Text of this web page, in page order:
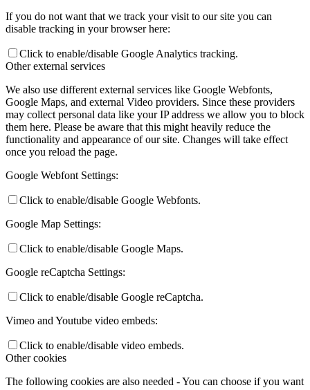
If you do not want that we track your visit to our site you can
disable tracking in your browser here:
Click to enable/disable Google Analytics tracking.
Other external services
We also use different external services like Google Webfonts,
Google Maps, and external Video providers. Since these providers
may collect personal data like your IP address we allow you to block
them here. Please be aware that this might heavily reduce the
functionality and appearance of our site. Changes will take effect
once you reload the page.
Google Webfont Settings:
Click to enable/disable Google Webfonts.
Google Map Settings:
Click to enable/disable Google Maps.
Google reCaptcha Settings:
Click to enable/disable Google reCaptcha.
Vimeo and Youtube video embeds:
Click to enable/disable video embeds.
Other cookies
The following cookies are also needed - You can choose if you want